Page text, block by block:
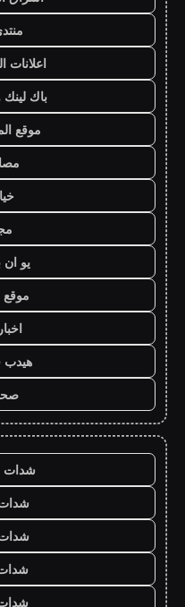
اعلانات
باك
موقع
يو
موقع
اخبار 24 ساعة
هيدب
شدات
شدات
شدات